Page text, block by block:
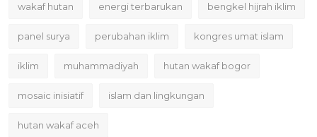
wakaf hutan energi terbarukan bengkel hijrah iklim
panel surya perubahan iklim kongres umat islam
iklim muhammadiyah hutan wakaf bogor
mosaic inisiatif islam dan lingkungan
hutan wakaf aceh